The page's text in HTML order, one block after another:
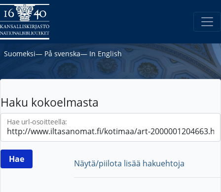
Suomeksi― På svenska― In English
Haku kokoelmasta
Hae url-osoitteella:
Näytä/piilota lisää hakuehtoja